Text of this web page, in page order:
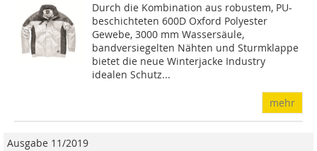
Durch die Kombination aus robustem, PU-
beschichteten 600D Oxford Polyester
Gewebe, 3000 mm Wassersäule,
bandversiegelten Nähten und Sturmklappe
bietet die neue Winterjacke Industry
idealen Schutz...
mehr
Ausgabe 11/2019